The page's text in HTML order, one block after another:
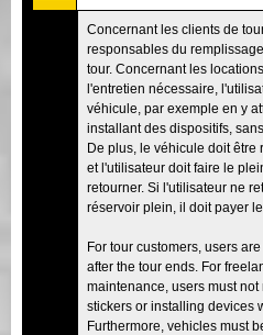
Concernant les clients de
responsables du
tour. Concernant les
l'entretien nécessaire,
véhicule, par exemple en y
installant des dispositifs,
De plus, le véhicule doit être
et l'utilisateur doit faire le
retourner. Si l'utilisateur ne
réservoir plein, il doit payer
For tour customers, users
after the tour ends. For
maintenance, users must
stickers or installing devices
Furthermore, vehicles must